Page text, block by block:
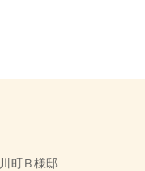
町Ｂ様邸